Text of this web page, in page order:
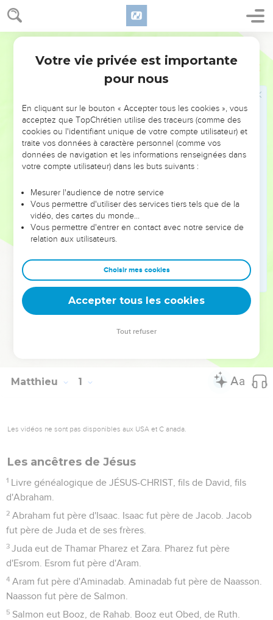
Matthieu Introduction
appartient à ceux qui *changent de vie (4.7), qui
reconnaissent leur besoin de Dieu (5.1-10).
Mais le roi a beau donner les signes du royaume en
guérissant les malades, en donnant à manger aux foules
affamées (ch. 8, 9, 12, 14-15), il est rejeté, comme il l’avait
demandaient un roi n’avaient pas compris que ce roi devait
souffrir.
« Es-tu le roi des Juifs ? » demande *Pilate après l’avoir
arrêté. « Tu le dis toi-même », répond Jésus (27.11).
Après sa résurrection, Jésus révèle qu’il n’est pas
seulement le roi des Juifs : « J’ai reçu les pleins pouvoirs
dans le ciel et sur terre » et il ordonne : « Faites des
disciples parmi tous les peuples » (28.18-19).
Avant sa mort, Jésus avait donné à ses disciples la clé qui
donne accès à son royaume : se convertir et devenir comme
de petits enfants (18.3).
permission. All rights reserved worldwide.
Matthieu 1
Les vidéos ne sont pas disponibles aux USA et C anada.
Les ancêtres de Jésus
1 Livre généalogique de JÉSUS-CHRIST, fils de David, fils
d'Abraham.
2 Abraham fut père d'Isaac. Isaac fut père de Jacob. Jacob
fut père de Juda et de ses frères.
3 Juda eut de Thamar Pharez et Zara. Pharez fut père
d'Esrom. Esrom fut père d'Aram.
4 Aram fut père d'Aminadab. Aminadab fut père de Naasson.
Naasson fut père de Salmon.
5 Salmon eut Booz, de Rahab. Booz eut Obed, de Ruth.
Votre vie privée est importante
pour nous
En cliquant sur le bouton « Accepter tous les cookies », vous
acceptez que TopChrétien utilise des traceurs (comme des
cookies ou l'identifiant unique de votre compte utilisateur) et
traite vos données à caractère personnel (comme vos
données de navigation et les informations renseignées dans
votre compte utilisateur) dans les buts suivants :
Mesurer l'audience de notre service
Vous permettre d'utiliser des services tiers tels que de la
vidéo, des cartes du monde…
Vous permettre d'entrer en contact avec notre service de
relation aux utilisateurs.
Choisir mes cookies
Accepter tous les cookies
Tout refuser